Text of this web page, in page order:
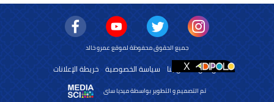
جميع الحقوق محفوظة لموقع عمرو خالد
من نحن اتصل بنا سياسة الخصوصية خريطة الإعلانات
تم التصميم و التطوير بواسطة ميديا ساى